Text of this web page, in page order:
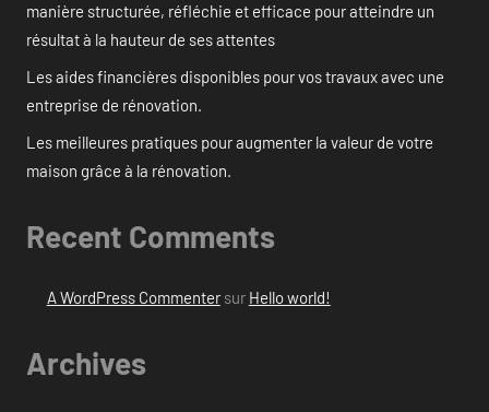
manière structurée, réfléchie et efficace pour atteindre un
résultat à la hauteur de ses attentes
Les aides financières disponibles pour vos travaux avec une
entreprise de rénovation.
Les meilleures pratiques pour augmenter la valeur de votre
maison grâce à la rénovation.
Recent Comments
A WordPress Commentersur Hello world!
Archives